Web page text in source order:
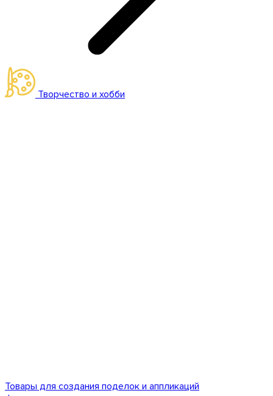
Творчество и хобби
Товары для создания поделок и аппликаций